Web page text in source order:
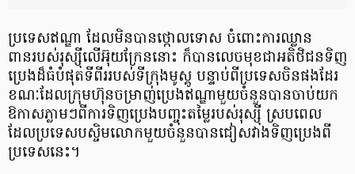
ប្រទេសឥណ្ឌា ដែលមិនបានថ្កោលទោស ចំពោះការឈ្លាន
ពានរបស់រុស្ស៊ីលើអ៊ុយក្រែននោះ ក៏បានលេចមុខជាអតិថិជនទិញ
ប្រេងដ៏ធំបំផុតទីពីររបស់ទីក្រុងមូស្គូ បន្ទាប់ពីប្រទេសចិនផងដែរ
ខណៈដែលក្រុមហ៊ុនចម្រាញ់ប្រេងឥណ្ឌាមួយចំនួនបានចាប់យក
ឱកាសភ្លាមៗពីការទិញប្រេងបញ្ចុះតម្លៃរបស់រុស្ស៊ី ស្របពេល
ដែលប្រទេសបស្ចិមលោកមួយចំនួនបានជៀសវាងទិញប្រេងពី
ប្រទេសនេះ។